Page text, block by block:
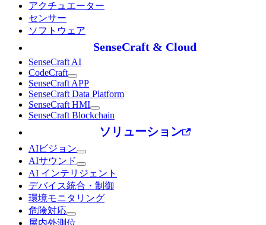
アクチュエーター
センサー
ソフトウェア
SenseCraft & Cloud
SenseCraft AI
CodeCraft
SenseCraft APP
SenseCraft Data Platform
SenseCraft HMI
SenseCraft Blockchain
ソリューション
AIビジョン
AIサウンド
AI インテリジェント
デバイス統合・制御
環境モニタリング
危険対応